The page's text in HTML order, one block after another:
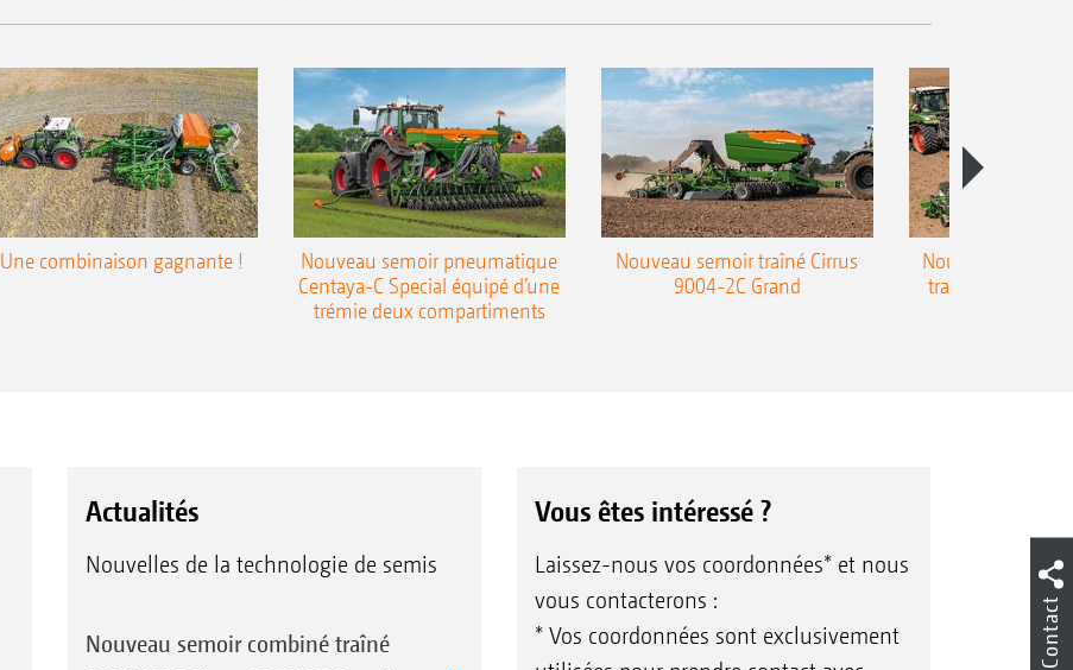
Une combinaison gagnante !
Nouveau semoir pneumatique
Centaya-C Special équipé d’une
trémie deux compartiments
Nouveau semoir traîné Cirrus
9004-2C Grand
Nouveau semoir
traîné Precea-
Actualités
Nouvelles de la technologie de semis
Nouveau semoir combiné traîné
Vous êtes intéressé ?
Laissez-nous vos coordonnées* et nous
vous contacterons :
* Vos coordonnées sont exclusivement
Contact